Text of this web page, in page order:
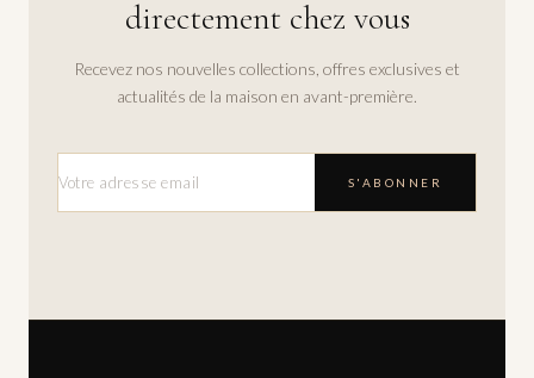
directement chez vous
Recevez nos nouvelles collections, offres exclusives et
actualités de la maison en avant-première.
S'ABONNER